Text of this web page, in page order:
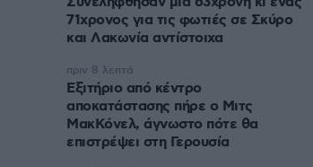
71χρονος για τις φωτιές σε Σκύρο
και Λακωνία αντίστοιχα
Εξιτήριο από κέντρο
αποκατάστασης πήρε ο Μιτς
ΜακΚόνελ, άγνωστο πότε θα
επιστρέψει στη Γερουσία
πριν 8 λεπτά